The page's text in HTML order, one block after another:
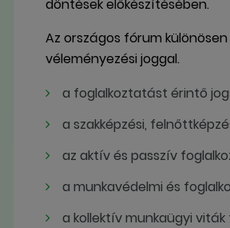
döntések előkészítésében.
Az országos fórum
véleményezési joggal.
a foglalkoztatást érintő
a szakképzési,
az aktív és passzív
a munkavédelmi és
a kollektív munkaügyi